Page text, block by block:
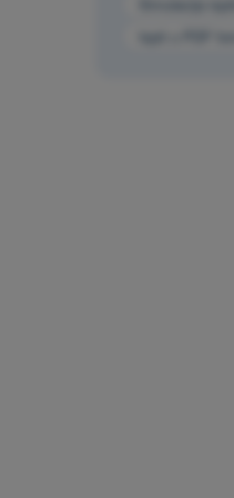
Ispit u PDF